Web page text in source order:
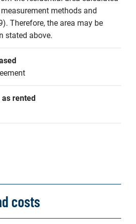
methods and
Therefore, the area may be
stated above.
rented
costs